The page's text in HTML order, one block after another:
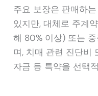
주요 보장은 판매하
있지만, 대체로 주계
해 80% 이상) 또는
며, 치매 관련 진단비
자금 등 특약을 선택